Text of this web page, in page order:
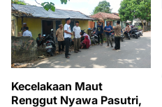
Kecelakaan Maut
Renggut Nyawa Pasutri,